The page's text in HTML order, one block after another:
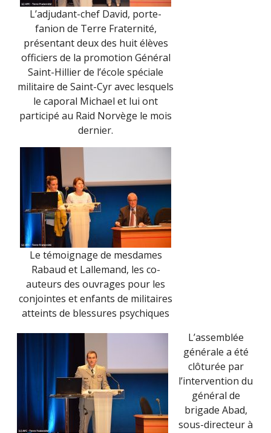
L’adjudant-chef David, porte-
fanion de Terre Fraternité,
présentant deux des huit élèves
officiers de la promotion Général
Saint-Hillier de l’école spéciale
militaire de Saint-Cyr avec lesquels
le caporal Michael et lui ont
participé au Raid Norvège le mois
dernier.
Le témoignage de mesdames
Rabaud et Lallemand, les co-
auteurs des ouvrages pour les
conjointes et enfants de militaires
atteints de blessures psychiques
L’assemblée
générale a été
clôturée par
l’intervention du
général de
brigade Abad,
sous-directeur à